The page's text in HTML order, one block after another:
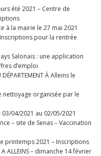
été 2021 – Centre de
à la mairie le 27 mai 2021
pour la rentrée
Salonais : une application
d’emploi
À Alleins le
nettoyage organisée par le
03/04/2021 au 02/05/2021
– site de Senas – Vaccination
printemps 2021 – Inscriptions
A ALLEINS – dimanche 14 février